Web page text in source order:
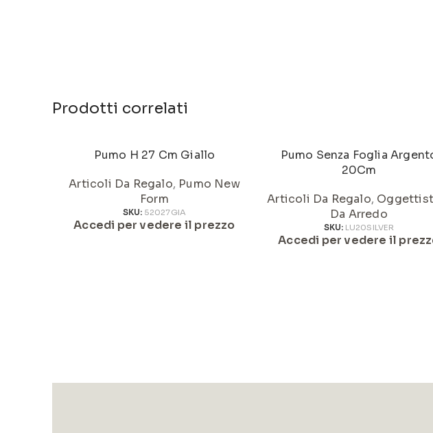
Prodotti correlati
Pumo H 27 Cm Giallo
Articoli Da Regalo, Pumo New
Form
SKU: 52027GIA
Accedi per vedere il prezzo
Pumo Senza Foglia
20Cm
Articoli Da Regalo,
Da Arredo
SKU: LU20SILVER
Accedi per vedere il